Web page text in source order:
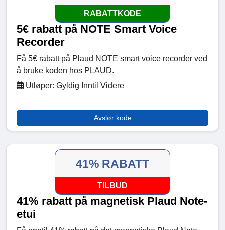
RABATTKODE
5€ rabatt på NOTE Smart Voice
Recorder
Få 5€ rabatt på Plaud NOTE smart voice recorder ved
å bruke koden hos PLAUD.
Utløper: Gyldig Inntil Videre
Avslør kode
41% RABATT
TILBUD
41% rabatt på magnetisk Plaud Note-
etui